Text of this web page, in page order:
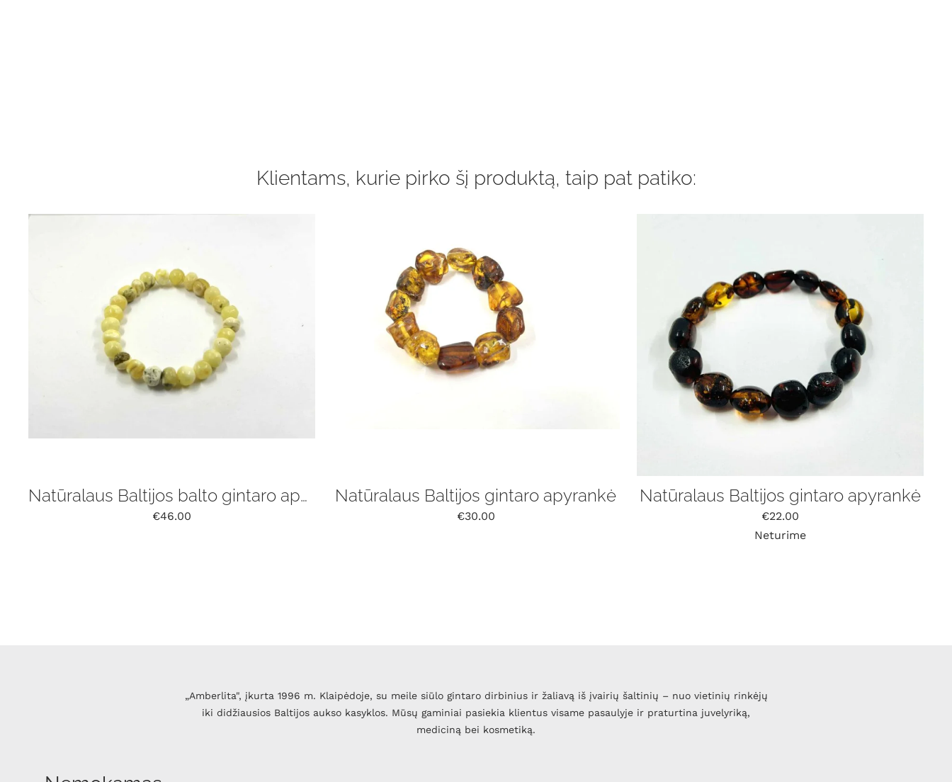
Klientams, kurie pirko šį produktą, taip pat patiko:
Natūralaus Baltijos balto gintaro apyrankė
€46.00
Natūralaus Baltijos gintaro apyrankė
€30.00
Natūralaus Baltijos gintaro apyrankė
€22.00
Neturime
„Amberlita", įkurta 1996 m. Klaipėdoje, su meile siūlo gintaro dirbinius ir žaliavą iš įvairių šaltinių – nuo vietinių rinkėjų
iki didžiausios Baltijos aukso kasyklos. Mūsų gaminiai pasiekia klientus visame pasaulyje ir praturtina juvelyriką,
mediciną bei kosmetiką.